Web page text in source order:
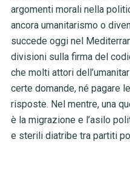
argomenti morali nella
ancora umanitarismo o
succede oggi nel
divisioni sulla firma del
che molti attori
certe domande, né pagare
risposte. Nel mentre, una
è la migrazione e l’asilo
e sterili diatribe tra partiti